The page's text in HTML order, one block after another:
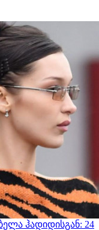
ჰადიდისგან: 24